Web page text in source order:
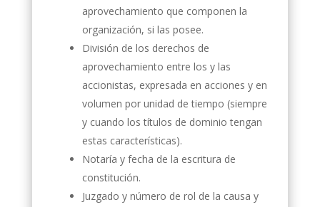
aprovechamiento que componen la
organización, si las posee.
División de los derechos de
aprovechamiento entre los y las
accionistas, expresada en acciones y en
volumen por unidad de tiempo (siempre
y cuando los títulos de dominio tengan
estas características).
Notaría y fecha de la escritura de
constitución.
Juzgado y número de rol de la causa y